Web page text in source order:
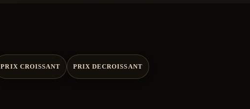
PRIX CROISSANT PRIX DECROISSANT